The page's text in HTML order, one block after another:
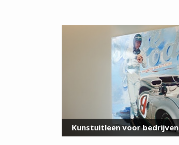
Kunstuitleen voor bedrijven